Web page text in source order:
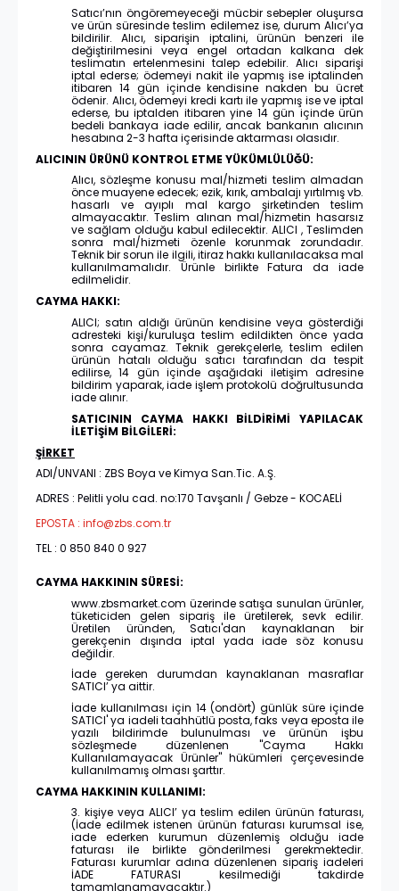
Satıcı’nın öngöremeyeceği mücbir sebepler oluşursa
ve ürün süresinde teslim edilemez ise, durum Alıcı’ya
bildirilir. Alıcı, siparişin iptalini, ürünün benzeri ile
değiştirilmesini veya engel ortadan kalkana dek
teslimatın ertelenmesini talep edebilir. Alıcı siparişi
iptal ederse; ödemeyi nakit ile yapmış ise iptalinden
itibaren 14 gün içinde kendisine nakden bu ücret
ödenir. Alıcı, ödemeyi kredi kartı ile yapmış ise ve iptal
ederse, bu iptalden itibaren yine 14 gün içinde ürün
bedeli bankaya iade edilir, ancak bankanın alıcının
hesabına 2-3 hafta içerisinde aktarması olasıdır.
ALICININ ÜRÜNÜ KONTROL ETME YÜKÜMLÜLÜĞÜ:
Alıcı, sözleşme konusu mal/hizmeti teslim almadan
önce muayene edecek; ezik, kırık, ambalajı yırtılmış vb.
hasarlı ve ayıplı mal kargo şirketinden teslim
almayacaktır. Teslim alınan mal/hizmetin hasarsız
ve sağlam olduğu kabul edilecektir. ALICI , Teslimden
sonra mal/hizmeti özenle korunmak zorundadır.
Teknik bir sorun ile ilgili, itiraz hakkı kullanılacaksa mal
kullanılmamalıdır. Ürünle birlikte Fatura da iade
edilmelidir.
CAYMA HAKKI:
ALICI; satın aldığı ürünün kendisine veya gösterdiği
adresteki kişi/kuruluşa teslim edildikten önce yada
sonra cayamaz. Teknik gerekçelerle, teslim edilen
ürünün hatalı olduğu satıcı tarafından da tespit
edilirse, 14 gün içinde aşağıdaki iletişim adresine
bildirim yaparak, iade işlem protokolü doğrultusunda
iade alınır.
SATICININ CAYMA HAKKI BİLDİRİMİ YAPILACAK
İLETİŞİM BİLGİLERİ:
ŞİRKET
ADI/UNVANI : ZBS Boya ve Kimya San.Tic. A.Ş.
ADRES : Pelitli yolu cad. no:170 Tavşanlı / Gebze - KOCAELİ
EPOSTA : info@zbs.com.tr
TEL : 0 850 840 0 927
CAYMA HAKKININ SÜRESİ:
www.zbsmarket.com üzerinde satışa sunulan ürünler,
tüketiciden gelen sipariş ile üretilerek, sevk edilir.
Üretilen üründen, Satıcı'dan kaynaklanan bir
gerekçenin dışında iptal yada iade söz konusu
değildir.
İade gereken durumdan kaynaklanan masraflar
SATICI’ ya aittir.
İade kullanılması için 14 (ondört) günlük süre içinde
SATICI' ya iadeli taahhütlü posta, faks veya eposta ile
yazılı bildirimde bulunulması ve ürünün işbu
sözleşmede düzenlenen "Cayma Hakkı
Kullanılamayacak Ürünler" hükümleri çerçevesinde
kullanılmamış olması şarttır.
CAYMA HAKKININ KULLANIMI:
3. kişiye veya ALICI’ ya teslim edilen ürünün faturası,
(İade edilmek istenen ürünün faturası kurumsal ise,
iade ederken kurumun düzenlemiş olduğu iade
faturası ile birlikte gönderilmesi gerekmektedir.
Faturası kurumlar adına düzenlenen sipariş iadeleri
İADE FATURASI kesilmediği takdirde
tamamlanamayacaktır.)